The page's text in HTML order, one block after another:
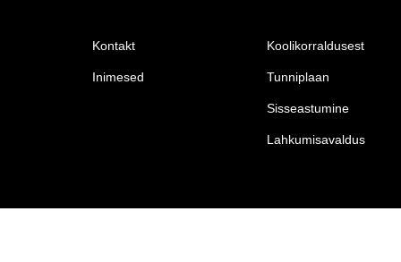
Kontakt
Inimesed
Koolikorraldusest
Tunniplaan
Sisseastumine
Lahkumisavaldus